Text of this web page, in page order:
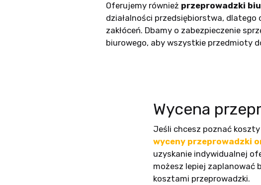
Oferujemy również przeprowadzki
działalności przedsiębiorstwa, dlatego
zakłóceń. Dbamy o zabezpieczenie
biurowego, aby wszystkie przedmioty
Wycena
Jeśli chcesz poznać
wyceny przeprowadzki
uzyskanie indywidualnej
możesz lepiej zaplanować
kosztami przeprowadzki.